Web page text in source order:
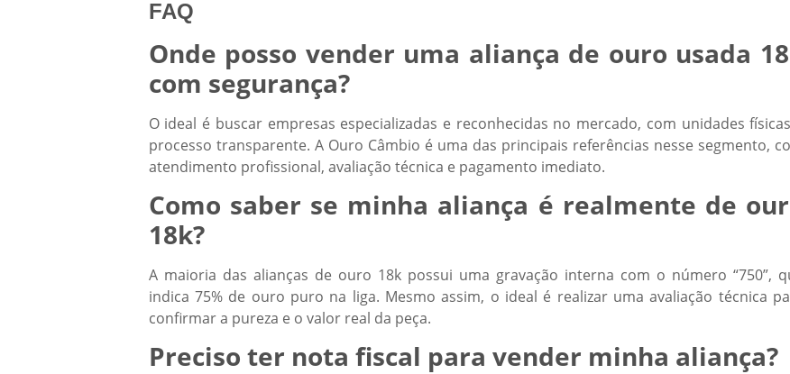
FAQ
Onde posso vender uma aliança de ouro usada
com segurança?
O ideal é buscar empresas especializadas e reconhecidas no mercado, com unidades
processo transparente. A Ouro Câmbio é uma das principais referências nesse segmento,
atendimento profissional, avaliação técnica e pagamento imediato.
Como saber se minha aliança é realmente de
18k?
A maioria das alianças de ouro 18k possui uma gravação interna com o número “750”,
indica 75% de ouro puro na liga. Mesmo assim, o ideal é realizar uma avaliação técnica
confirmar a pureza e o valor real da peça.
Preciso ter nota fiscal para vender minha aliança?